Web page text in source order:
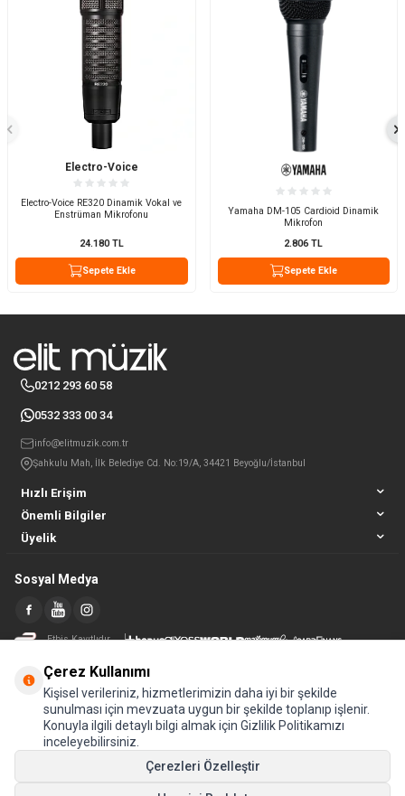
Electro-Voice
Electro-Voice RE320 Dinamik Vokal ve
Enstrüman Mikrofonu
24.180TL
Sepete Ekle
Yamaha DM-105 Cardioid Dinamik
Mikrofon
2.806 TL
Sepete Ekle
Hızlı Erişim
Önemli Bilgiler
Üyelik
0212 293 60 58
0532 333 00 34
info@elitmuzik.com.tr
Şahkulu Mah, İlk Belediye Cd. No:19/A, 34421 Beyoğlu/İstanbul
Sosyal Medya
Etbis Kayıtlıdır
Çerez Kullanımı
Kişisel verileriniz, hizmetlerimizin daha iyi bir şekilde
sunulması için mevzuata uygun bir şekilde toplanıp işlenir.
Konuyla ilgili detaylı bilgi almak için Gizlilik Politikamızı
inceleyebilirsiniz.
Çerezleri Özelleştir